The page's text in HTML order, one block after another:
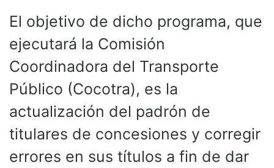
El objetivo de dicho programa, que
ejecutará la Comisión
Coordinadora del Transporte
Público (Cocotra), es la
actualización del padrón de
titulares de concesiones y corregir
errores en sus títulos a fin de dar